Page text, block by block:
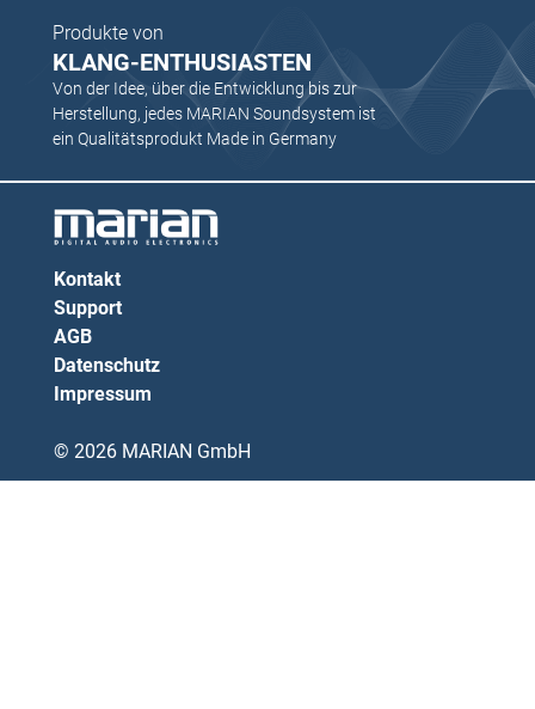
Produkte von
KLANG-ENTHUSIASTEN
Von der Idee, über die Entwicklung bis zur
Herstellung, jedes MARIAN Soundsystem ist
ein Qualitätsprodukt Made in Germany
Kontakt
Support
AGB
Datenschutz
Impressum
© 2026 MARIAN GmbH